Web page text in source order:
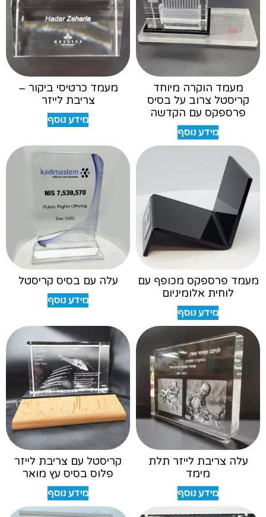
מעמד הוקרה מיוחד
קריסטל צרוב על בסיס
פרספקס עם הקדשה
מידע נוסף
מעמד כרטיסי ביקור –
צריבת לייזר
מידע נוסף
מעמד פרספקס מכופף עם
לוחית אלומיניום
מידע נוסף
עלה עם בסיס קריסטל
מידע נוסף
עלה צריבת לייזר תלת
מימד
מידע נוסף
קריסטל עם צריבת לייזר
פלוס בסיס עץ מואר
מידע נוסף